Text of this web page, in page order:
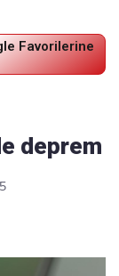
Favorilerine
deprem